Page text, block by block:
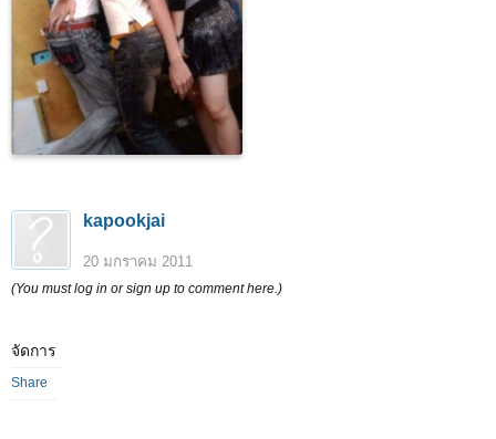
kapookjai
20 มกราคม 2011
(You must log in or sign up to comment here.)
จัดการ
Share